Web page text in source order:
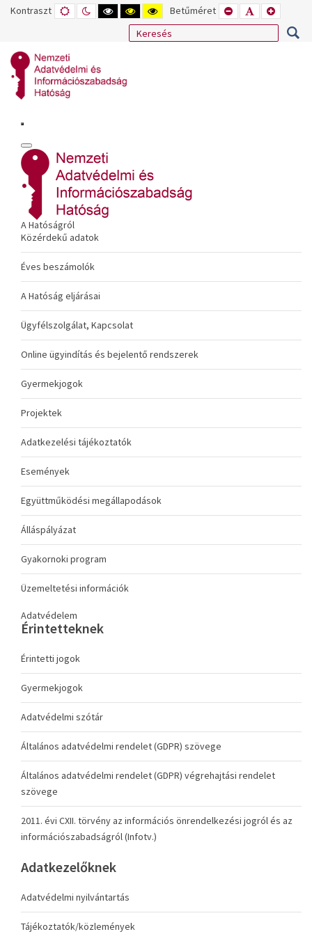
Kontraszt ALAPÉRTELMEZETT
MÓD
ÉJSZAKAI
MÓD
NAGY
KONTRASZTÚ
FEKETE-
FEHÉR
NAGY
KONTRASZTÚ
FEKETE
SÁRGA
NAGY
KONTRASZTÚ
SÁRGA
FEKETE
Betűméret KISEBB
BETŰTÍPUS
BEÁLLÍTÁSA
BETŰMÉRET
BEÁLLÍTÁSA
A Hatóságról
Közérdekű adatok
Éves beszámolók
A Hatóság eljárásai
Ügyfélszolgálat, Kapcsolat
Online ügyindítás és bejelentő rendszerek
Gyermekjogok
Projektek
Adatkezelési tájékoztatók
Események
Együttműködési megállapodások
Álláspályázat
Gyakornoki program
Üzemeltetési információk
Adatvédelem
Érintetteknek
Érintetti jogok
Gyermekjogok
Adatvédelmi szótár
Általános adatvédelmi rendelet (GDPR) szövege
Általános adatvédelmi rendelet (GDPR) végrehajtási rendelet
szövege
2011. évi CXII. törvény az információs önrendelkezési jogról és az
információszabadságról (Infotv.)
Adatkezelőknek
Adatvédelmi nyilvántartás
Tájékoztatók/közlemények